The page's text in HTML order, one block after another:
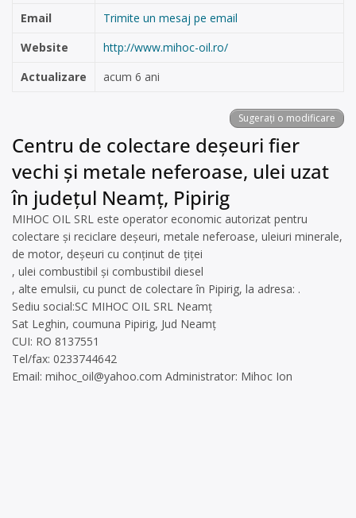
Email
Trimite un mesaj pe email
Website
http://www.mihoc-oil.ro/
Actualizare
acum 6 ani
Sugerați o modificare
Centru de colectare deșeuri fier
vechi și metale neferoase, ulei uzat
în județul Neamț, Pipirig
MIHOC OIL SRL este operator economic autorizat pentru
colectare și reciclare deșeuri, metale neferoase, uleiuri minerale,
de motor, deșeuri cu conținut de țiței
, ulei combustibil și combustibil diesel
, alte emulsii, cu punct de colectare în Pipirig, la adresa: .
Sediu social:SC MIHOC OIL SRL Neamț
Sat Leghin, coumuna Pipirig, Jud Neamț
CUI: RO 8137551
Tel/fax: 0233744642
Email: mihoc_oil@yahoo.com Administrator: Mihoc Ion